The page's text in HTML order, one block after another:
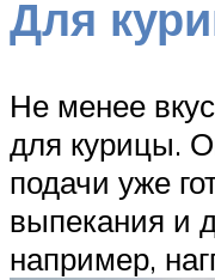
Для
Не менее
для курицы.
подачи уже
выпекания и
например,